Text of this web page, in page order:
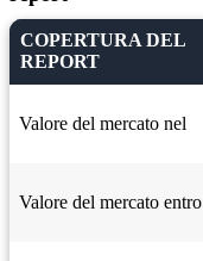
COPERTURA DEL
REPORT
Valore del mercato nel
Valore del mercato entro